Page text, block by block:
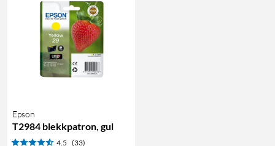
Epson
T2984 blekkpatron, gul
4.5 (33)